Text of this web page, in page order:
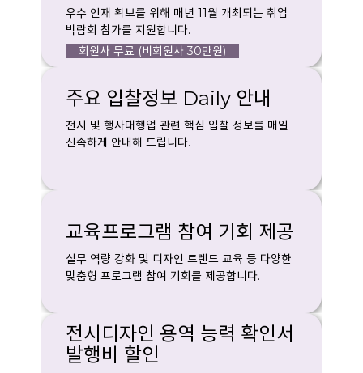
우수 인재 확보를 위해 매년 11월 개최되는 취업
박람회 참가를 지원합니다.
회원사 무료 (비회원사 30만원)
주요 입찰정보 Daily 안내
전시 및 행사대행업 관련 핵심 입찰 정보를 매일
신속하게 안내해 드립니다.
교육프로그램 참여 기회 제공
실무 역량 강화 및 디자인 트렌드 교육 등 다양한
맞춤형 프로그램 참여 기회를 제공합니다.
전시디자인 용역 능력 확인서
발행비 할인